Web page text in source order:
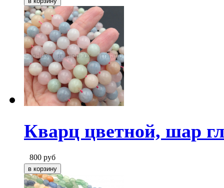
Кварц цветной, шар
800 руб